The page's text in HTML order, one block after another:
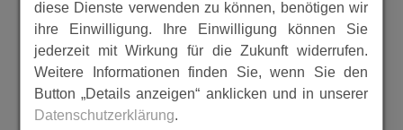
Kirmes in Landefeld 1952 -
Fotostrecke
diese Dienste verwenden zu können, benötigen wir
ihre Einwilligung. Ihre Einwilligung können Sie
jederzeit mit Wirkung für die Zukunft widerrufen.
Weitere Informationen finden Sie, wenn Sie den
Button „Details anzeigen“ anklicken und in unserer
Datenschutzerklärung.